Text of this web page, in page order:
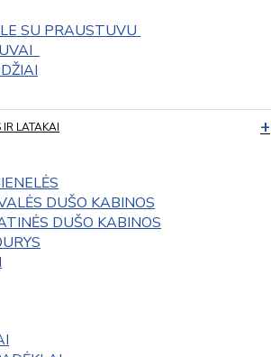
SU PRAUSTUVU
LATAKAI
DUŠO KABINOS
DUŠO KABINOS